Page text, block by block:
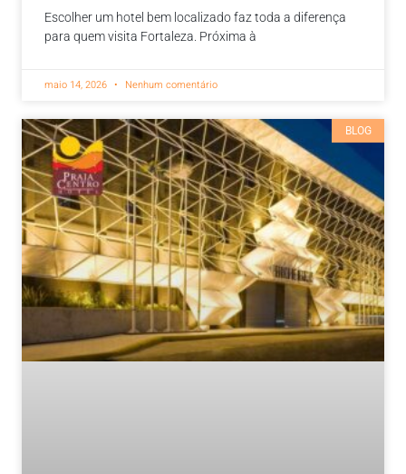
Escolher um hotel bem localizado faz toda a diferença
para quem visita Fortaleza. Próxima à
maio 14, 2026 Nenhum comentário
BLOG